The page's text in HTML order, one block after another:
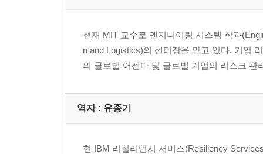
Part4. 경쟁우위의 비밀, 리질리언스!
현재 MIT 교수로 엔지니어링 시스템 학과
n and Logistics)의 센터장을 맡고 있다. 기업
의 글로벌 어젠다 및 글로벌 기업의 리스크
역자 : 유종기
현 IBM 리질리언시 서비스(Resiliency